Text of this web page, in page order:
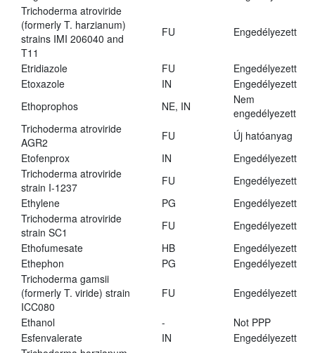
Trichoderma atroviride
(formerly T. harzianum)
strains IMI 206040 and
T11
FU Engedélyezett
Etridiazole FU
Engedélyezett
Etoxazole
IN
Engedélyezett
Ethoprophos
NE, IN
Nem
engedélyezett
Trichoderma atroviride
AGR2
FU
Új hatóanyag
Etofenprox
IN
Engedélyezett
Trichoderma atroviride
strain I-1237
FU
Engedélyezett
Ethylene
PG
Engedélyezett
Trichoderma atroviride
strain SC1
FU
Engedélyezett
Ethofumesate
HB
Engedélyezett
Ethephon
PG
Engedélyezett
Trichoderma gamsii
(formerly T. viride) strain
ICC080
FU Engedélyezett
Ethanol -
Not PPP
Esfenvalerate
IN
Engedélyezett